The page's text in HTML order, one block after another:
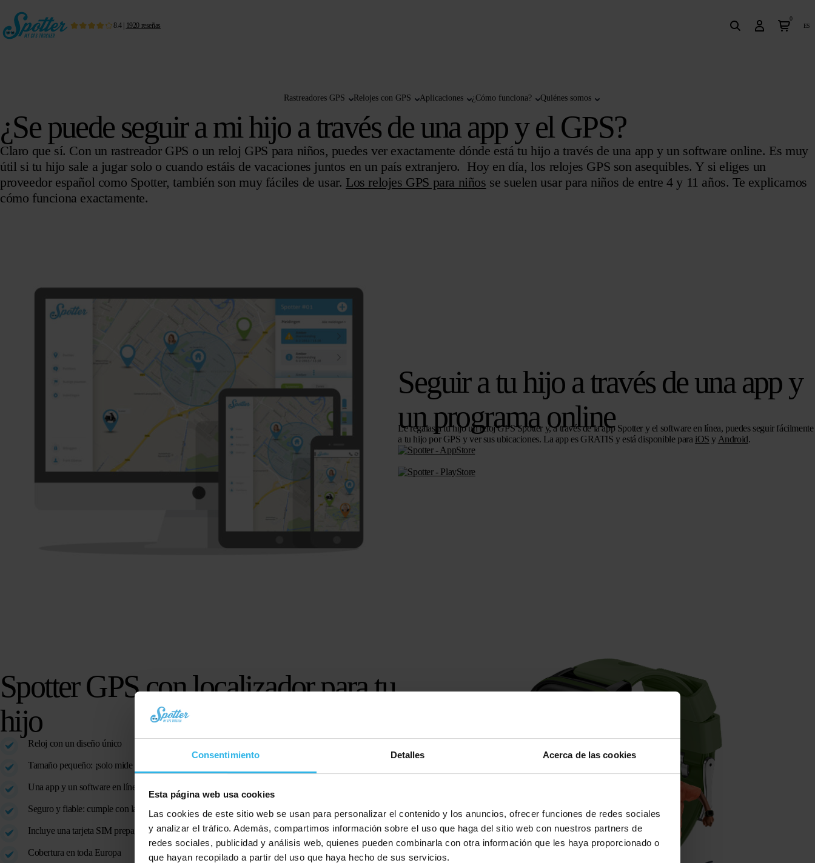
Consentimiento Detalles Acerca de las cookies
Esta página web usa cookies
Las cookies de este sitio web se usan para personalizar el contenido y los anuncios, ofrecer funciones de redes sociales
y analizar el tráfico. Además, compartimos información sobre el uso que haga del sitio web con nuestros partners de
redes sociales, publicidad y análisis web, quienes pueden combinarla con otra información que les haya proporcionado o
que hayan recopilado a partir del uso que haya hecho de sus servicios.
8.4| 1920 reseñas
Rastreadores GPS Relojes con GPS Aplicaciones ¿Cómo funciona? Quiénes somos
0
es
¿Se puede seguir a mi hijo a través de una app y el GPS?
Claro que sí. Con un rastreador GPS o un reloj GPS para niños, puedes ver exactamente dónde está tu hijo a través de una app y un software online. Es muy
útil si tu hijo sale a jugar solo o cuando estáis de vacaciones juntos en un país extranjero. Hoy en día, los relojes GPS son asequibles. Y si eliges un
proveedor español como Spotter, también son muy fáciles de usar. Los relojes GPS para niños se suelen usar para niños de entre 4 y 11 años. Te explicamos
cómo funciona exactamente.
Seguir a tu hijo a través de una app y
un programa online
Le regalas a tu hijo un reloj GPS Spotter y, a través de la app Spotter y el software en línea, puedes seguir fácilmente
a tu hijo por GPS y ver sus ubicaciones. La app es GRATIS y está disponible para iOS y Android.
Spotter GPS con localizador para tu
hijo
Reloj con un diseño único
Tamaño pequeño: ¡solo mide 4,5 cm y pesa 44 gramos!
Una app y un software en línea fáciles de usar
Seguro y fiable: cumple con las directivas de seguridad europeas
Incluye una tarjeta SIM prepago integrada y segura
Cobertura en toda Europa